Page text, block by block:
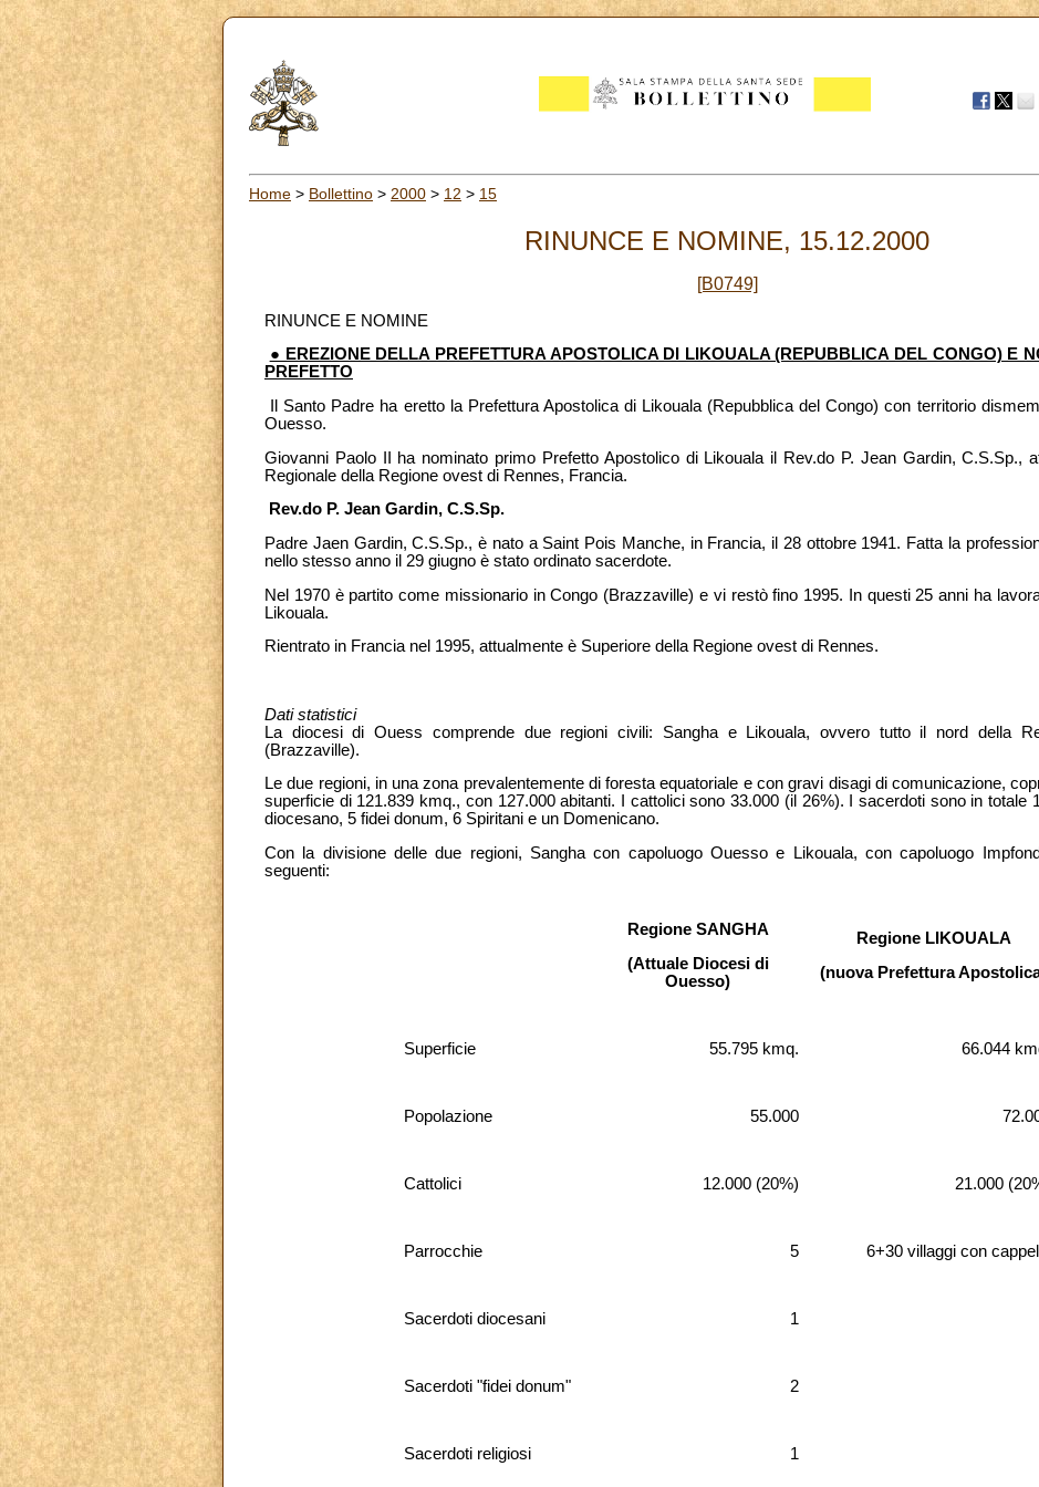
Home > Bollettino > 2000 > 12 > 15
RINUNCE E NOMINE, 15.12.2000
[B0749]
RINUNCE E NOMINE
● EREZIONE DELLA PREFETTURA APOSTOLICA DI LIKOUALA (REPUBBLICA DEL CONGO) E
PREFETTO
Il Santo Padre ha eretto la Prefettura Apostolica di Likouala (Repubblica del Congo) con territorio
Ouesso.
Giovanni Paolo II ha nominato primo Prefetto Apostolico di Likouala il Rev.do P. Jean Gardin, C.S.Sp.,
Regionale della Regione ovest di Rennes, Francia.
Rev.do P. Jean Gardin, C.S.Sp.
Padre Jaen Gardin, C.S.Sp., è nato a Saint Pois Manche, in Francia, il 28 ottobre 1941. Fatta la
nello stesso anno il 29 giugno è stato ordinato sacerdote.
Nel 1970 è partito come missionario in Congo (Brazzaville) e vi restò fino 1995. In questi 25 anni ha
Likouala.
Rientrato in Francia nel 1995, attualmente è Superiore della Regione ovest di Rennes.
Dati statistici
La diocesi di Ouess comprende due regioni civili: Sangha e Likouala, ovvero tutto il nord della
(Brazzaville).
Le due regioni, in una zona prevalentemente di foresta equatoriale e con gravi disagi di comunicazione,
superficie di 121.839 kmq., con 127.000 abitanti. I cattolici sono 33.000 (il 26%). I sacerdoti sono in totale
diocesano, 5 fidei donum, 6 Spiritani e un Domenicano.
Con la divisione delle due regioni, Sangha con capoluogo Ouesso e Likouala, con capoluogo
seguenti:
Regione SANGHA
(Attuale Diocesi di
Ouesso)
Regione LIKOUALA
(nuova Prefettura
Superficie 55.795 kmq. 66.044
Popolazione 55.000
Cattolici 12.000 (20%) 21.000
Parrocchie 5 6+30 villaggi con
Sacerdoti diocesani 1
Sacerdoti "fidei donum" 2
Sacerdoti religiosi 1